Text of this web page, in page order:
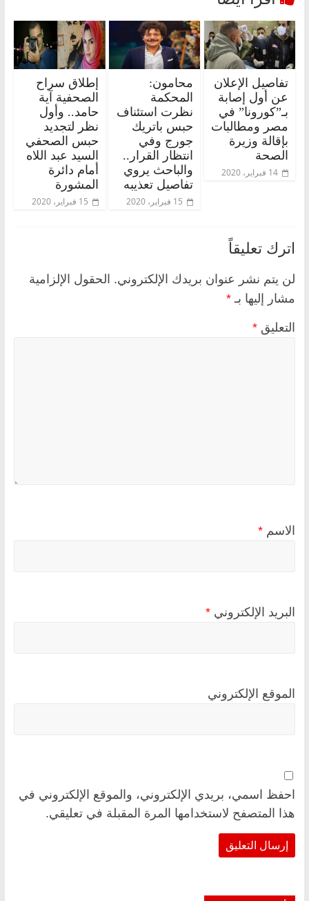
تفاصيل الإعلان
عن أول إصابة
بـ”كورونا” في
مصر ومطالبات
بإقالة وزيرة
الصحة
14 فبراير، 2020
محامون:
المحكمة
نظرت استئناف
حبس باتريك
جورج وفي
انتظار القرار..
والباحث يروي
تفاصيل تعذيبه
15 فبراير، 2020
إطلاق سراح
الصحفية آية
حامد.. وأول
نظر لتجديد
حبس الصحفي
السيد عبد اللاه
أمام دائرة
المشورة
15 فبراير، 2020
اترك تعليقاً
لن يتم نشر عنوان بريدك الإلكتروني. الحقول الإلزامية
مشار إليها بـ *
التعليق *
الاسم *
البريد الإلكتروني *
الموقع الإلكتروني
احفظ اسمي، بريدي الإلكتروني، والموقع الإلكتروني في
هذا المتصفح لاستخدامها المرة المقبلة في تعليقي.